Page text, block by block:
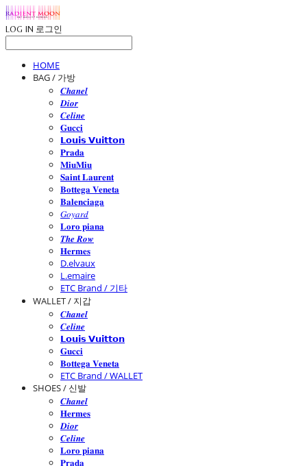
LOG IN 로그인
HOME
BAG / 가방
𝑪𝒉𝒂𝒏𝒆𝒍
𝑫𝒊𝒐𝒓
𝑪𝒆𝒍𝒊𝒏𝒆
𝐆𝐮𝐜𝐜𝐢
𝗟𝗼𝘂𝗶𝘀 𝗩𝘂𝗶𝘁𝘁𝗼𝗻
𝐏𝐫𝐚𝐝𝐚
𝐌𝐢𝐮𝐌𝐢𝐮
𝐒𝐚𝐢𝐧𝐭 𝐋𝐚𝐮𝐫𝐞𝐧𝐭
𝐁𝐨𝐭𝐭𝐞𝐠𝐚 𝐕𝐞𝐧𝐞𝐭𝐚
𝐁𝐚𝐥𝐞𝐧𝐜𝐢𝐚𝐠𝐚
𝐺𝑜𝑦𝑎𝑟𝑑
𝐋𝐨𝐫𝐨 𝐩𝐢𝐚𝐧𝐚
𝑻𝒉𝒆 𝑹𝒐𝒘
𝐇𝐞𝐫𝐦𝐞𝐬
D.elvaux
L.emaire
ETC Brand / 기타
WALLET / 지갑
𝑪𝒉𝒂𝒏𝒆𝒍
𝑪𝒆𝒍𝒊𝒏𝒆
𝗟𝗼𝘂𝗶𝘀 𝗩𝘂𝗶𝘁𝘁𝗼𝗻
𝐆𝐮𝐜𝐜𝐢
𝐁𝐨𝐭𝐭𝐞𝐠𝐚 𝐕𝐞𝐧𝐞𝐭𝐚
ETC Brand / WALLET
SHOES / 신발
𝑪𝒉𝒂𝒏𝒆𝒍
𝐇𝐞𝐫𝐦𝐞𝐬
𝑫𝒊𝒐𝒓
𝑪𝒆𝒍𝒊𝒏𝒆
𝐋𝐨𝐫𝐨 𝐩𝐢𝐚𝐧𝐚
𝐏𝐫𝐚𝐝𝐚